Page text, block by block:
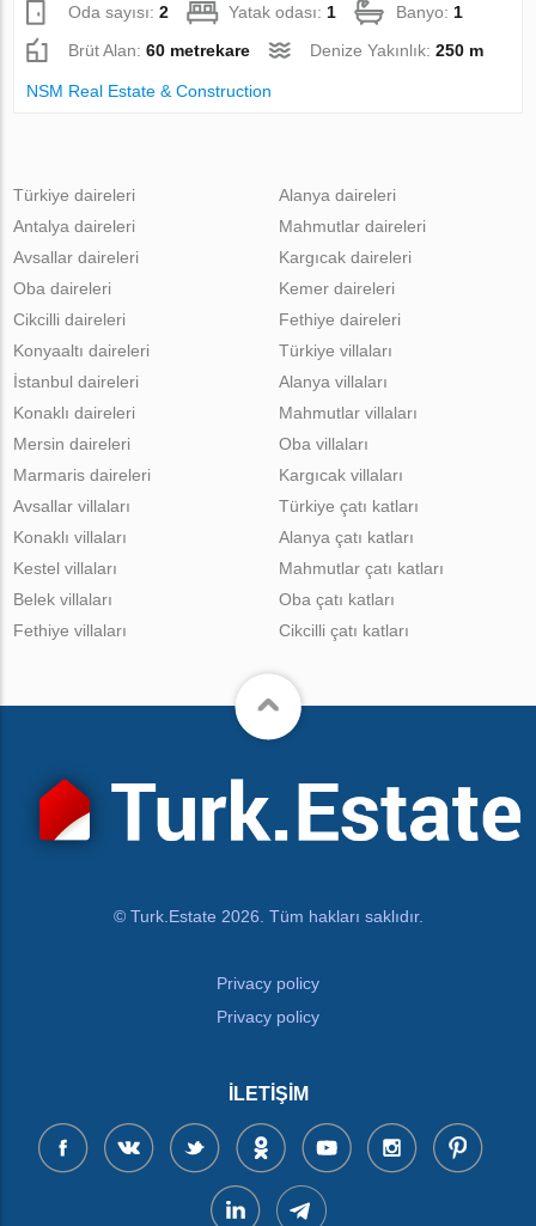
Oda sayısı:2 Yatak odası: 1 Banyo: 1
Brüt Alan:60 metrekare Denize Yakınlık:250 m
NSM Real Estate & Construction
Türkiye daireleri
Antalya daireleri
Avsallar daireleri
Oba daireleri
Cikcilli daireleri
Alanya daireleri
Mahmutlar daireleri
Kargıcak daireleri
Kemer daireleri
Fethiye daireleri
Konyaaltı daireleri
İstanbul daireleri
Konaklı daireleri
Mersin daireleri
Marmaris daireleri
Türkiye villaları
Alanya villaları
Mahmutlar villaları
Oba villaları
Kargıcak villaları
Avsallar villaları
Konaklı villaları
Kestel villaları
Belek villaları
Fethiye villaları
Türkiye çatı katları
Alanya çatı katları
Mahmutlar çatı katları
Oba çatı katları
Cikcilli çatı katları
© Turk.Estate 2026. Tüm hakları saklıdır.
Privacy policy
Privacy policy
İLETIŞIM